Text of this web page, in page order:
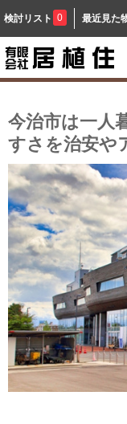
検討リスト 0 最近見た
今治市は一人
すさを治安や